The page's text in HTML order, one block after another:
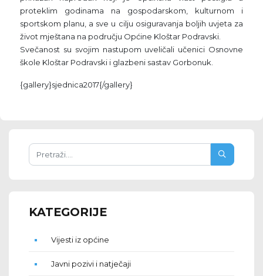
proteklim godinama na gospodarskom, kulturnom i
sportskom planu, a sve u cilju osiguravanja boljih uvjeta za
život mještana na području Općine Kloštar Podravski.
Svečanost su svojim nastupom uveličali učenici Osnovne
škole Kloštar Podravski i glazbeni sastav Gorbonuk.
{gallery}sjednica2017{/gallery}
KATEGORIJE
Vijesti iz općine
Javni pozivi i natječaji